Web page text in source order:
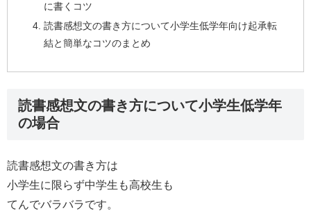
に書くコツ
読書感想文の書き方について小学生低学年向け起承転
結と簡単なコツのまとめ
読書感想文の書き方について小学生低学年
の場合
読書感想文の書き方は
小学生に限らず中学生も高校生も
てんでバラバラです。